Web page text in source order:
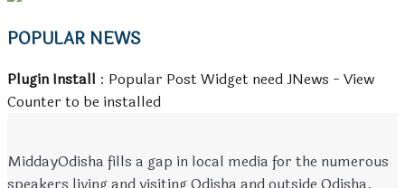
POPULAR NEWS
Plugin Install : Popular Post Widget need JNews - View
Counter to be installed
MiddayOdisha fills a gap in local media for the numerous